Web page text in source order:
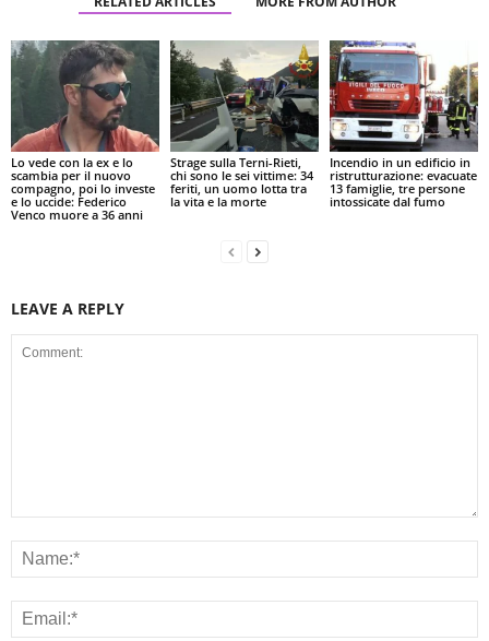
Lo vede con la ex e lo
scambia per il nuovo
compagno, poi lo investe
e lo uccide: Federico
Venco muore a 36 anni
Strage sulla Terni-Rieti,
chi sono le sei vittime: 34
feriti, un uomo lotta tra
la vita e la morte
Incendio in un edificio in
ristrutturazione: evacuate
13 famiglie, tre persone
intossicate dal fumo
LEAVE A REPLY